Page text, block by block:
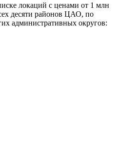
локаций с ценами от 1 млн
десяти районов ЦАО, по
административных округов: